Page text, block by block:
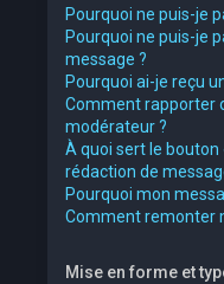
Pourquoi ne puis-je
Pourquoi ne puis-je
message ?
Pourquoi ai-je reçu
Comment rapporter
modérateur ?
À quoi sert le bouton
rédaction de
Pourquoi mon
Comment remonter
Mise en forme et